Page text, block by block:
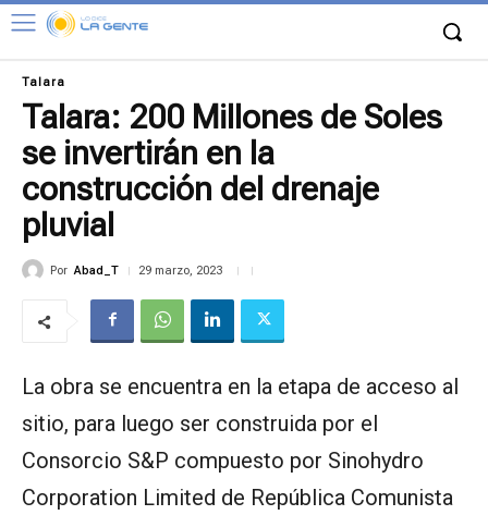
Talara
Talara: 200 Millones de Soles
se invertirán en la
construcción del drenaje
pluvial
Por Abad_T 29 marzo, 2023
La obra se encuentra en la etapa de acceso al
sitio, para luego ser construida por el
Consorcio S&P compuesto por Sinohydro
Corporation Limited de República Comunista